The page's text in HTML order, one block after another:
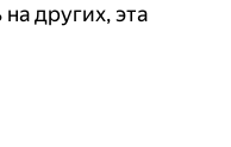
других, эта